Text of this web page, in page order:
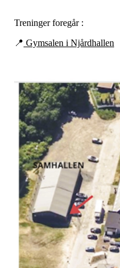
Treninger foregår :
📍 Gymsalen i Njårdhallen